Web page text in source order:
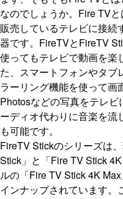
なのでしょうか。Fire TV
販売しているテレビに接続
器です。FireTVとFireTV
使ってもテレビで動画を楽
た、スマートフォンやタブ
ラーリング機能を使って画
Photosなどの写真をテレビ
ーディオ代わりに音楽を流
も可能です。
FireTV Stickのシリーズは
Stick」と「Fire TV Stick
ルの「Fire TV Stick 4K
インナップされています。